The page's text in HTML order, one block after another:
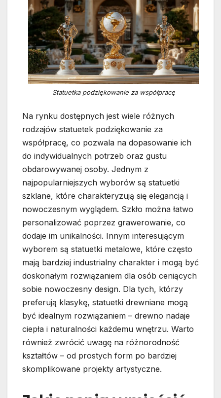
Statuetka podziękowanie za współpracę
Na rynku dostępnych jest wiele różnych
rodzajów statuetek podziękowanie za
współpracę, co pozwala na dopasowanie ich
do indywidualnych potrzeb oraz gustu
obdarowywanej osoby. Jednym z
najpopularniejszych wyborów są statuetki
szklane, które charakteryzują się elegancją i
nowoczesnym wyglądem. Szkło można łatwo
personalizować poprzez grawerowanie, co
dodaje im unikalności. Innym interesującym
wyborem są statuetki metalowe, które często
mają bardziej industrialny charakter i mogą być
doskonałym rozwiązaniem dla osób ceniących
sobie nowoczesny design. Dla tych, którzy
preferują klasykę, statuetki drewniane mogą
być idealnym rozwiązaniem – drewno nadaje
ciepła i naturalności każdemu wnętrzu. Warto
również zwrócić uwagę na różnorodność
kształtów – od prostych form po bardziej
skomplikowane projekty artystyczne.